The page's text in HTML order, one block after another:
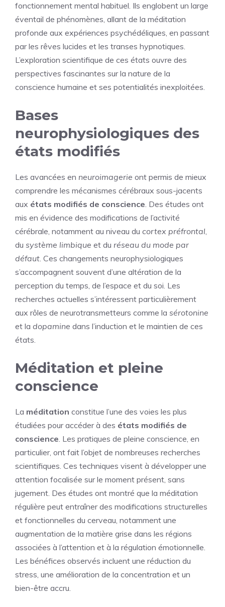
fonctionnement mental habituel. Ils englobent un large
éventail de phénomènes, allant de la méditation
profonde aux expériences psychédéliques, en passant
par les rêves lucides et les transes hypnotiques.
L’exploration scientifique de ces états ouvre des
perspectives fascinantes sur la nature de la
conscience humaine et ses potentialités inexploitées.
Bases
neurophysiologiques des
états modifiés
Les avancées en neuroimagerie ont permis de mieux
comprendre les mécanismes cérébraux sous-jacents
aux états modifiés de conscience. Des études ont
mis en évidence des modifications de l’activité
cérébrale, notamment au niveau du cortex préfrontal,
du système limbique et du réseau du mode par
défaut. Ces changements neurophysiologiques
s’accompagnent souvent d’une altération de la
perception du temps, de l’espace et du soi. Les
recherches actuelles s’intéressent particulièrement
aux rôles de neurotransmetteurs comme la sérotonine
et la dopamine dans l’induction et le maintien de ces
états.
Méditation et pleine
conscience
La méditation constitue l’une des voies les plus
étudiées pour accéder à des états modifiés de
conscience. Les pratiques de pleine conscience, en
particulier, ont fait l’objet de nombreuses recherches
scientifiques. Ces techniques visent à développer une
attention focalisée sur le moment présent, sans
jugement. Des études ont montré que la méditation
régulière peut entraîner des modifications structurelles
et fonctionnelles du cerveau, notamment une
augmentation de la matière grise dans les régions
associées à l’attention et à la régulation émotionnelle.
Les bénéfices observés incluent une réduction du
stress, une amélioration de la concentration et un
bien-être accru.